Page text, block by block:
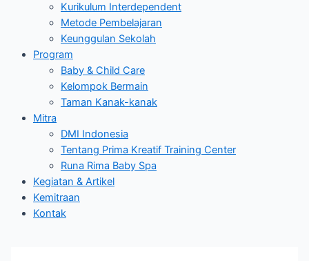
Kurikulum Interdependent
Metode Pembelajaran
Keunggulan Sekolah
Program
Baby & Child Care
Kelompok Bermain
Taman Kanak-kanak
Mitra
DMI Indonesia
Tentang Prima Kreatif Training Center
Runa Rima Baby Spa
Kegiatan & Artikel
Kemitraan
Kontak